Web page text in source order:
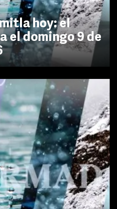
hoy: el
el domingo 9 de